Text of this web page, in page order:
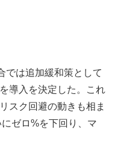
では追加緩和策として
導入を決定した。これ
スク回避の動きも相ま
ゼロ%を下回り、マ